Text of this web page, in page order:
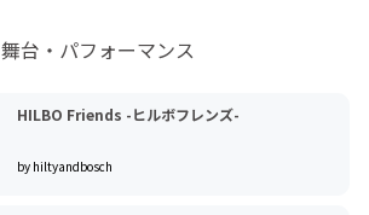
舞台・パフォーマンス
HILBO Friends -ヒルボフレンズ-
by hiltyandbosch